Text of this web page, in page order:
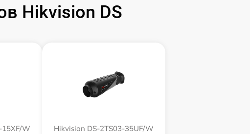
450 р
Hikvision DS
15XF/W Hikvision DS-2TS03-35UF/W